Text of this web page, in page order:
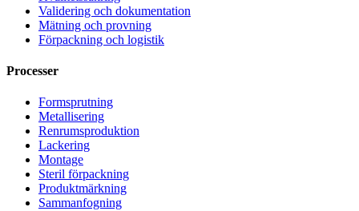
Validering och dokumentation
Mätning och provning
Förpackning och logistik
Processer
Formsprutning
Metallisering
Renrumsproduktion
Lackering
Montage
Steril förpackning
Produktmärkning
Sammanfogning